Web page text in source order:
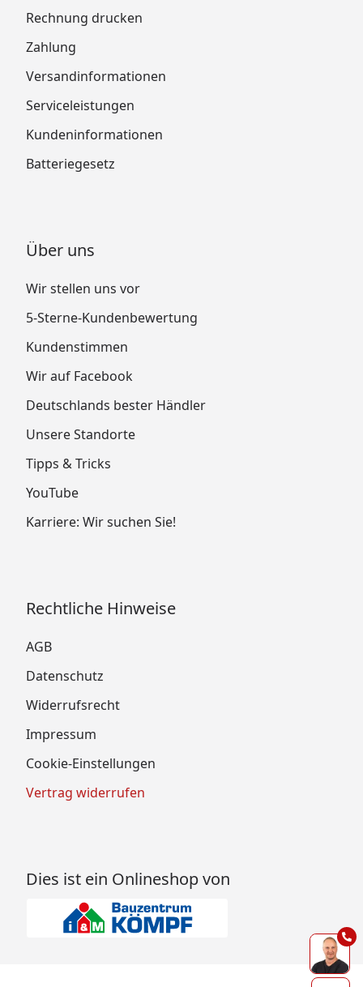
Rechnung drucken
Zahlung
Versandinformationen
Serviceleistungen
Kundeninformationen
Batteriegesetz
Über uns
Wir stellen uns vor
5-Sterne-Kundenbewertung
Kundenstimmen
Wir auf Facebook
Deutschlands bester Händler
Unsere Standorte
Tipps & Tricks
YouTube
Karriere: Wir suchen Sie!
Rechtliche Hinweise
AGB
Datenschutz
Widerrufsrecht
Impressum
Cookie-Einstellungen
Vertrag widerrufen
Dies ist ein Onlineshop von